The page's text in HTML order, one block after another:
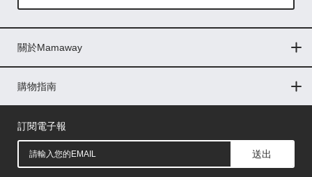
印尼
菲律賓
馬來西亞
關於Mamaway
門市據點
最新消息
品牌故事
人力招募
媒體花絮
隱私權聲明
CSR企業社會責任
購物指南
購物常見問題
退換貨問題
儲值金使用條款
購買儲值金
發票問題
會員權益
線上留言
吸乳器-免費體驗
訂閱電子報
送出